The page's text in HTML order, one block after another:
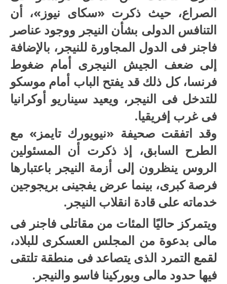
الصراع، حيث ذكرت «سكاى نيوز»، أن
التنافس الدولى بشأن النيجر ووجود عناصر
فاجنر فى الدول المجاورة للنيجر، بالإضافة
إلى ضعف الجيش النيجرى أمام ضغوط
فرنسا، كل ذلك قد يفتح الباب أمام موسكو
للتدخل فى النيجر، ويعيد سيناريو أوكرانيا
فى غرب إفريقيا.
وقد اتفقت صحيفة «نيويورك تايمز» مع
الطرح السابق، إذ ذكرت أن المسئولين
الروس ينظرون إلى أزمة النيجر باعتبارها
فرصة كبرى، بينما عرض يفجينى بريجوجين
خدماته على قادة انقلاب النيجر.
ويتمركز حاليًا المئات من مقاتلى فاجنر فى
مالى بدعوة من المجلس العسكرى للبلاد،
لقمع التمرد الذى يتصاعد فى منطقة تلتقى
فيها حدود مالى وبوركينا فاسو والنيجر.